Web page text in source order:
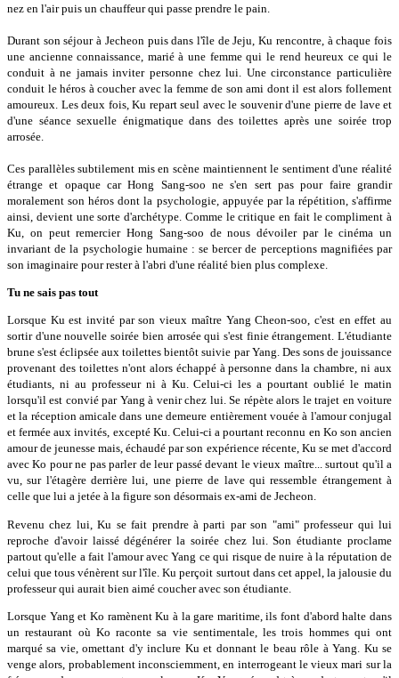
nez en l'air puis un chauffeur qui passe prendre le pain.
Durant son séjour à Jecheon puis dans l'île de Jeju, Ku rencontre, à chaque fois
une ancienne connaissance, marié à une femme qui le rend heureux ce qui le
conduit à ne jamais inviter personne chez lui. Une circonstance particulière
conduit le héros à coucher avec la femme de son ami dont il est alors follement
amoureux. Les deux fois, Ku repart seul avec le souvenir d'une pierre de lave et
d'une séance sexuelle énigmatique dans des toilettes après une soirée trop
arrosée.
Ces parallèles subtilement mis en scène maintiennent le sentiment d'une réalité
étrange et opaque car Hong Sang-soo ne s'en sert pas pour faire grandir
moralement son héros dont la psychologie, appuyée par la répétition, s'affirme
ainsi, devient une sorte d'archétype. Comme le critique en fait le compliment à
Ku, on peut remercier Hong Sang-soo de nous dévoiler par le cinéma un
invariant de la psychologie humaine : se bercer de perceptions magnifiées par
son imaginaire pour rester à l'abri d'une réalité bien plus complexe.
Tu ne sais pas tout
Lorsque Ku est invité par son vieux maître Yang Cheon-soo, c'est en effet au
sortir d'une nouvelle soirée bien arrosée qui s'est finie étrangement. L'étudiante
brune s'est éclipsée aux toilettes bientôt suivie par Yang. Des sons de jouissance
provenant des toilettes n'ont alors échappé à personne dans la chambre, ni aux
étudiants, ni au professeur ni à Ku. Celui-ci les a pourtant oublié le matin
lorsqu'il est convié par Yang à venir chez lui. Se répète alors le trajet en voiture
et la réception amicale dans une demeure entièrement vouée à l'amour conjugal
et fermée aux invités, excepté Ku. Celui-ci a pourtant reconnu en Ko son ancien
amour de jeunesse mais, échaudé par son expérience récente, Ku se met d'accord
avec Ko pour ne pas parler de leur passé devant le vieux maître... surtout qu'il a
vu, sur l'étagère derrière lui, une pierre de lave qui ressemble étrangement à
celle que lui a jetée à la figure son désormais ex-ami de Jecheon.
Revenu chez lui, Ku se fait prendre à parti par son "ami" professeur qui lui
reproche d'avoir laissé dégénérer la soirée chez lui. Son étudiante proclame
partout qu'elle a fait l'amour avec Yang ce qui risque de nuire à la réputation de
celui que tous vénèrent sur l'île. Ku perçoit surtout dans cet appel, la jalousie du
professeur qui aurait bien aimé coucher avec son étudiante.
Lorsque Yang et Ko ramènent Ku à la gare maritime, ils font d'abord halte dans
un restaurant où Ko raconte sa vie sentimentale, les trois hommes qui ont
marqué sa vie, omettant d'y inclure Ku et donnant le beau rôle à Yang. Ku se
venge alors, probablement inconsciemment, en interrogeant le vieux mari sur la